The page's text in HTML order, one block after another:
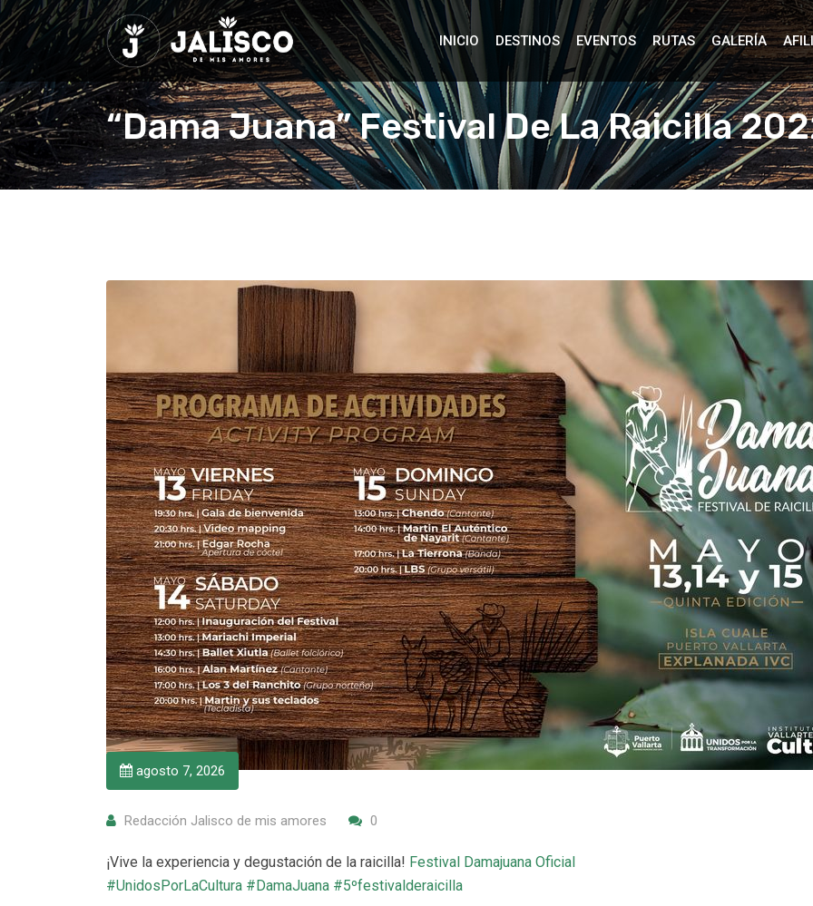
INICIO DESTINOS EVENTOS RUTAS GALERÍA
“Dama Juana” Festival De La Raicilla
Home Eventos “Dama Juana” Festival de la Raicilla 2022
agosto 7, 2026
Redacción Jalisco de mis amores 0
¡Vive la experiencia y degustación de la raicilla! Festival Damajuana Oficial
#UnidosPorLaCultura #DamaJuana #5ºfestivalderaicilla